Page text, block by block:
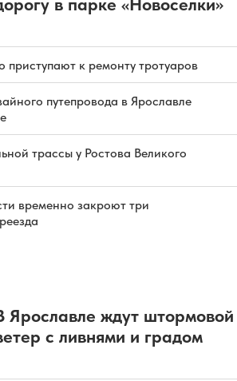
приступают к ремонту тротуаров
путепровода в Ярославле
трассы у Ростова Великого
временно закроют три
Ярославле ждут штормовой
с ливнями и градом